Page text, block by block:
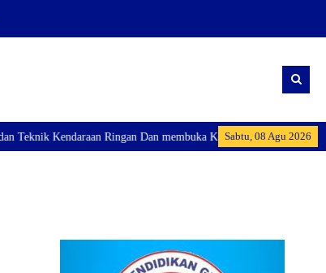
Sabtu, 08 Agu 2026
Kelas Industri: Axioo Class Program (TKJ), dan Excellent